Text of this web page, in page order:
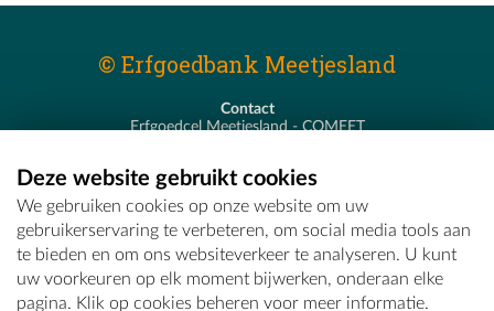
© Erfgoedbank Meetjesland
Contact
Erfgoedcel Meetjesland - COMEET
T - 09 373 75 96
E -erfgoedcel@comeet.be
Deze website gebruikt cookies
We gebruiken cookies op onze website om uw
gebruikerservaring te verbeteren, om social media tools aan
te bieden en om ons websiteverkeer te analyseren. U kunt
uw voorkeuren op elk moment bijwerken, onderaan elke
pagina. Klik op cookies beheren voor meer informatie.